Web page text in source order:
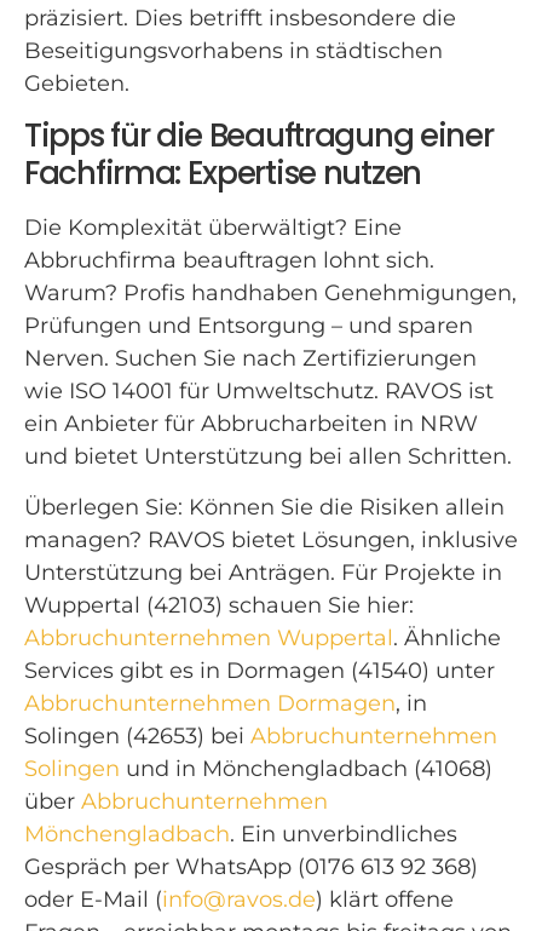
präzisiert. Dies betrifft insbesondere die
Beseitigungsvorhabens in städtischen
Gebieten.
Tipps für die Beauftragung einer
Fachfirma: Expertise nutzen
Die Komplexität überwältigt? Eine
Abbruchfirma beauftragen lohnt sich.
Warum? Profis handhaben Genehmigungen,
Prüfungen und Entsorgung – und sparen
Nerven. Suchen Sie nach Zertifizierungen
wie ISO 14001 für Umweltschutz. RAVOS ist
ein Anbieter für Abbrucharbeiten in NRW
und bietet Unterstützung bei allen Schritten.
Überlegen Sie: Können Sie die Risiken allein
managen? RAVOS bietet Lösungen, inklusive
Unterstützung bei Anträgen. Für Projekte in
Wuppertal (42103) schauen Sie hier:
Abbruchunternehmen Wuppertal. Ähnliche
Services gibt es in Dormagen (41540) unter
Abbruchunternehmen Dormagen, in
Solingen (42653) bei Abbruchunternehmen
Solingen und in Mönchengladbach (41068)
über Abbruchunternehmen
Mönchengladbach. Ein unverbindliches
Gespräch per WhatsApp (0176 613 92 368)
oder E-Mail (info@ravos.de) klärt offene